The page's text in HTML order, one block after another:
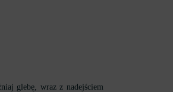
glebę, wraz z nadejściem